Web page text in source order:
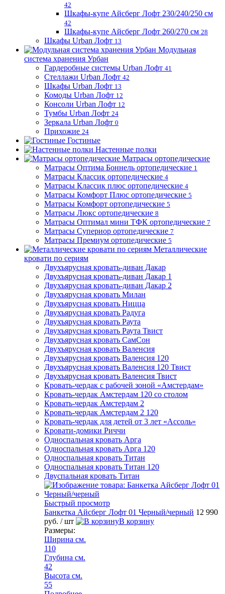
42
Шкафы-купе Айсберг Лофт 230/240/250 см
42
Шкафы-купе Айсберг Лофт 260/270 см 28
Шкафы Urban Лофт 13
Модульная
система хранения Урбан
Гардеробные системы Urban Лофт 41
Стеллажи Urban Лофт 42
Шкафы Urban Лофт 13
Комоды Urban Лофт 12
Консоли Urban Лофт 12
Тумбы Urban Лофт 24
Зеркала Urban Лофт 0
Прихожие 24
Гостиные
Настенные полки
Матрасы ортопедические
Матрасы Оптима Боннель ортопедические 1
Матрасы Классик ортопедические 4
Матрасы Классик плюс ортопедические 4
Матрасы Комфорт Плюс ортопедические 5
Матрасы Комфорт ортопедические 5
Матрасы Люкс ортопедические 8
Матрасы Оптимал мини ТФК ортопедические 7
Матрасы Супериор ортопедические 7
Матрасы Премиум ортопедические 5
Металлические
кровати по сериям
Двухъярусная кровать-диван Дакар
Двухъярусная кровать-диван Дакар 1
Двухъярусная кровать-диван Дакар 2
Двухъярусная кровать Милан
Двухъярусная кровать Ницца
Двухъярусная кровать Радуга
Двухъярусная кровать Раута
Двухъярусная кровать Раута Твист
Двухъярусная кровать СамСон
Двухъярусная кровать Валенсия
Двухъярусная кровать Валенсия 120
Двухъярусная кровать Валенсия 120 Твист
Двухъярусная кровать Валенсия Твист
Кровать-чердак с рабочей зоной «Амстердам»
Кровать-чердак Амстердам 120 со столом
Кровать-чердак Амстердам 2
Кровать-чердак Амстердам 2 120
Кровать-чердак для детей от 3 лет «Ассоль»
Кровати-домики Риччи
Односпальная кровать Арга
Односпальная кровать Арга 120
Односпальная кровать Титан
Односпальная кровать Титан 120
Двуспальная кровать Титан
Быстрый просмотр
Банкетка Айсберг Лофт 01 Черный/черный 12 990
руб. / шт
В корзину
Размеры:
Ширина см.
110
Глубина см.
42
Высота см.
55